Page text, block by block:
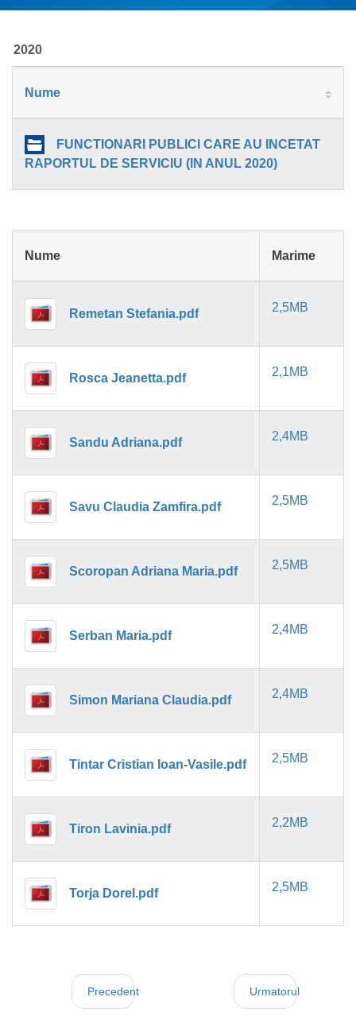
2020
Nume
FUNCTIONARI PUBLICI CARE AU INCETAT
RAPORTUL DE SERVICIU (IN ANUL 2020)
Nume Marime
Remetan Stefania.pdf 2,5MB
Rosca Jeanetta.pdf 2,1MB
Sandu Adriana.pdf 2,4MB
Savu Claudia Zamfira.pdf 2,5MB
Scoropan Adriana Maria.pdf 2,5MB
Serban Maria.pdf 2,4MB
Simon Mariana Claudia.pdf 2,4MB
Tintar Cristian Ioan-Vasile.pdf 2,5MB
Tiron Lavinia.pdf 2,2MB
Torja Dorel.pdf 2,5MB
Precedent Urmatorul